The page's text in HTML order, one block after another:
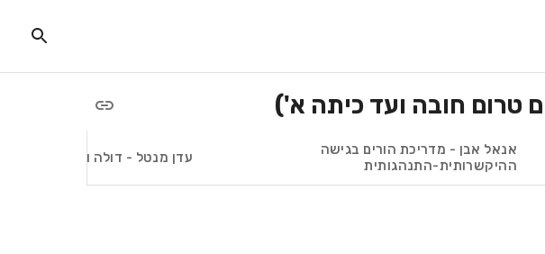
אנאל אבן - מדריכת הורים בגישה
ההיקשרותית-התנהגותית
עדן מנטל - דולה ורפלקוסולוגית